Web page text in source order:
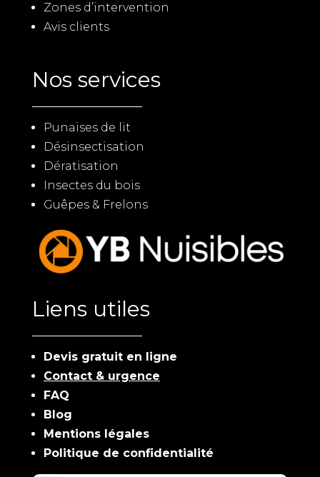
Zones d’intervention
Avis clients
Nos services
Punaises de lit
Désinsectisation
Dératisation
Insectes du bois
Guêpes & Frelons
Liens utiles
Devis gratuit en ligne
Contact & urgence
FAQ
Blog
Mentions légales
Politique de confidentialité